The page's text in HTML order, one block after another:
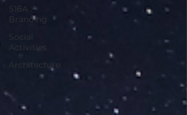
S16A :
Branding
Social
Activities
Architecture